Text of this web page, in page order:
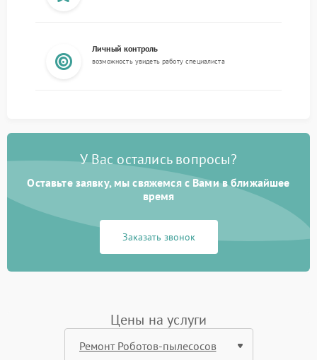
Личный контроль
возможность увидеть работу специалиста
У Вас остались вопросы?
Оставьте заявку, мы свяжемся с Вами в ближайшее
время
Заказать звонок
Цены на услуги